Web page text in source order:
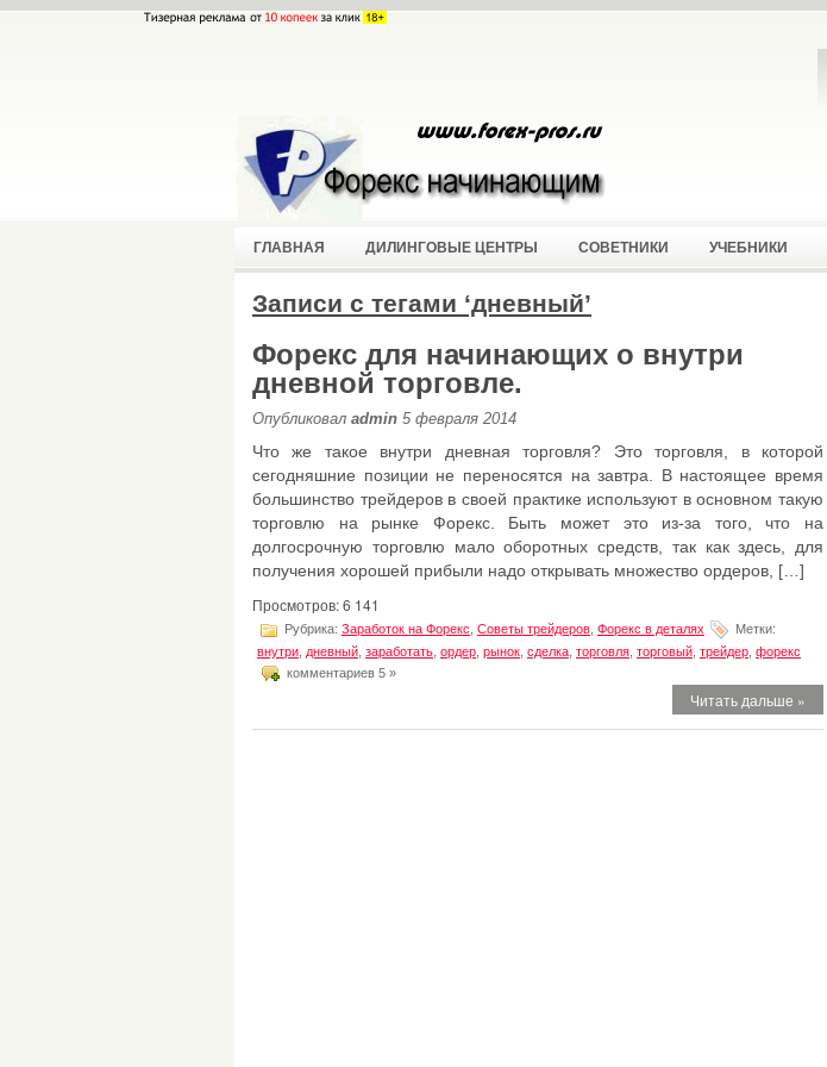
ГЛАВНАЯ ДИЛИНГОВЫЕ ЦЕНТРЫ СОВЕТНИКИ УЧЕБНИКИ
Записи с тегами ‘дневный’
Форекс для начинающих о внутри
дневной торговле.
Опубликовал admin 5 февраля 2014
Что же такое внутри дневная торговля? Это торговля, в которой
сегодняшние позиции не переносятся на завтра. В настоящее время
большинство трейдеров в своей практике используют в основном такую
торговлю на рынке Форекс. Быть может это из-за того, что на
долгосрочную торговлю мало оборотных средств, так как здесь, для
получения хорошей прибыли надо открывать множество ордеров, […]
Просмотров: 6 141
Рубрика: Заработок на Форекс Советы трейдеров Форекс в деталях
Метки:
внутри дневный заработать ордер рынoк сделка торговля торговый трейдер форекс
комментариев 5 »
Читать дальше »